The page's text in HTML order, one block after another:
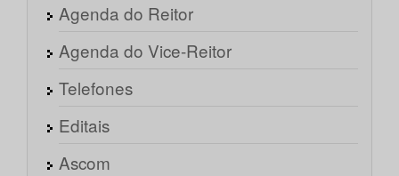
Agenda do Reitor
Agenda do Vice-Reitor
Telefones
Editais
Ascom